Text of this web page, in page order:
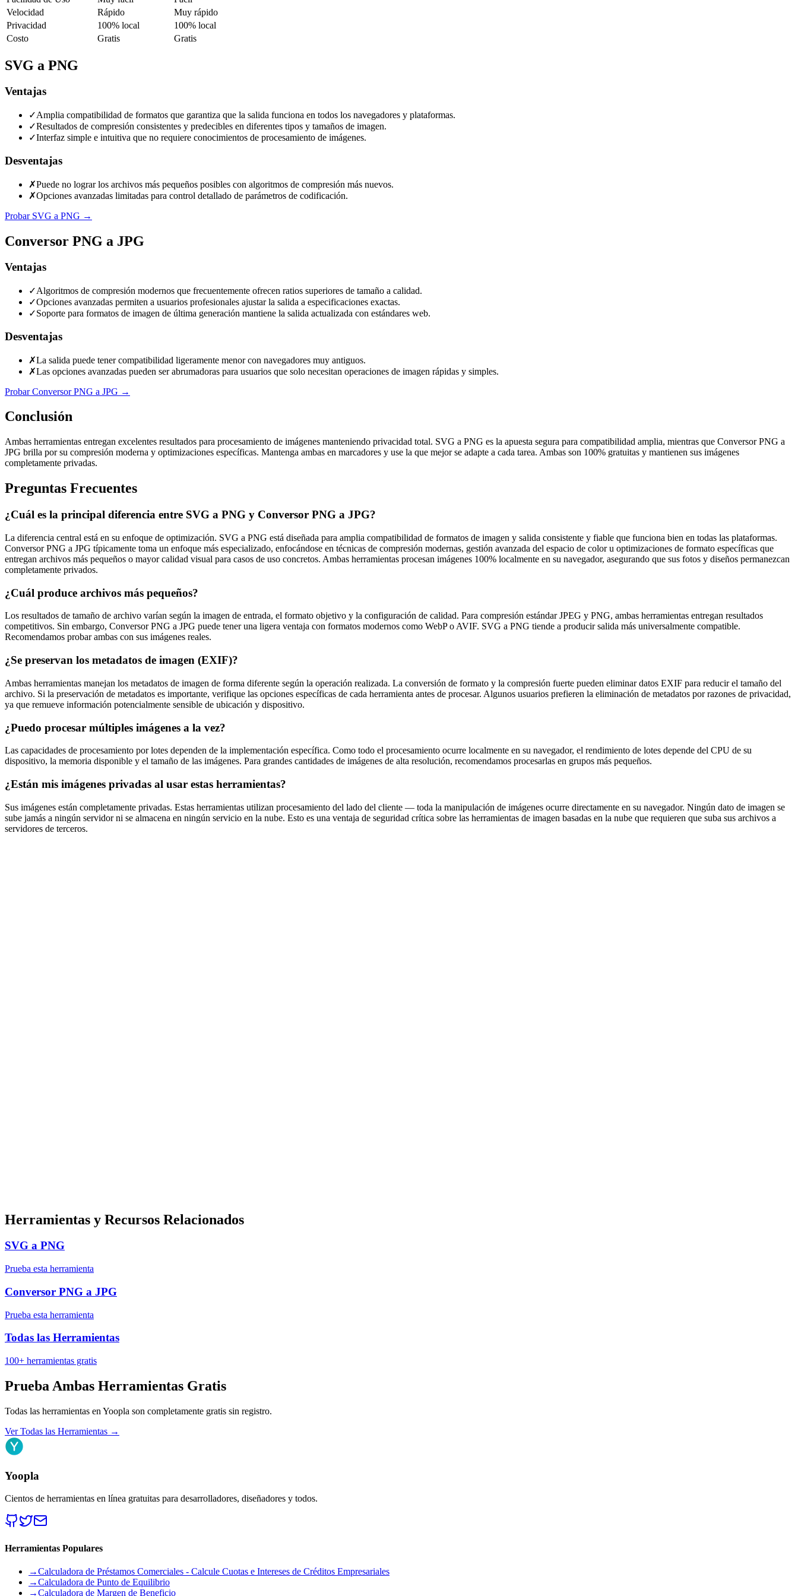
Velocidad
Rápido
Muy rápido
Privacidad
100% local
100% local
Costo
Gratis Gratis
SVG a PNG
Ventajas
✓Amplia compatibilidad de formatos que garantiza que la salida funciona en todos los navegadores y plataformas.
✓Resultados de compresión consistentes y predecibles en diferentes tipos y tamaños de imagen.
✓Interfaz simple e intuitiva que no requiere conocimientos de procesamiento de imágenes.
Desventajas
✗Puede no lograr los archivos más pequeños posibles con algoritmos de compresión más nuevos.
✗Opciones avanzadas limitadas para control detallado de parámetros de codificación.
Probar SVG a PNG →
Conversor PNG a JPG
Ventajas
✓Algoritmos de compresión modernos que frecuentemente ofrecen ratios superiores de tamaño a calidad.
✓Opciones avanzadas permiten a usuarios profesionales ajustar la salida a especificaciones exactas.
✓Soporte para formatos de imagen de última generación mantiene la salida actualizada con estándares web.
Desventajas
✗La salida puede tener compatibilidad ligeramente menor con navegadores muy antiguos.
✗Las opciones avanzadas pueden ser abrumadoras para usuarios que solo necesitan operaciones de imagen rápidas y simples.
Probar Conversor PNG a JPG →
Conclusión
Ambas herramientas entregan excelentes resultados para procesamiento de imágenes manteniendo privacidad total. SVG a PNG es la apuesta segura para compatibilidad amplia, mientras que Conversor PNG a
JPG brilla por su compresión moderna y optimizaciones específicas. Mantenga ambas en marcadores y use la que mejor se adapte a cada tarea. Ambas son 100% gratuitas y mantienen sus imágenes
completamente privadas.
Preguntas Frecuentes
¿Cuál es la principal diferencia entre SVG a PNG y Conversor PNG a JPG?
La diferencia central está en su enfoque de optimización. SVG a PNG está diseñada para amplia compatibilidad de formatos de imagen y salida consistente y fiable que funciona bien en todas las plataformas.
Conversor PNG a JPG típicamente toma un enfoque más especializado, enfocándose en técnicas de compresión modernas, gestión avanzada del espacio de color u optimizaciones de formato específicas que
entregan archivos más pequeños o mayor calidad visual para casos de uso concretos. Ambas herramientas procesan imágenes 100% localmente en su navegador, asegurando que sus fotos y diseños permanezcan
completamente privados.
¿Cuál produce archivos más pequeños?
Los resultados de tamaño de archivo varían según la imagen de entrada, el formato objetivo y la configuración de calidad. Para compresión estándar JPEG y PNG, ambas herramientas entregan resultados
competitivos. Sin embargo, Conversor PNG a JPG puede tener una ligera ventaja con formatos modernos como WebP o AVIF. SVG a PNG tiende a producir salida más universalmente compatible.
Recomendamos probar ambas con sus imágenes reales.
¿Se preservan los metadatos de imagen (EXIF)?
Ambas herramientas manejan los metadatos de imagen de forma diferente según la operación realizada. La conversión de formato y la compresión fuerte pueden eliminar datos EXIF para reducir el tamaño del
archivo. Si la preservación de metadatos es importante, verifique las opciones específicas de cada herramienta antes de procesar. Algunos usuarios prefieren la eliminación de metadatos por razones de privacidad,
ya que remueve información potencialmente sensible de ubicación y dispositivo.
¿Puedo procesar múltiples imágenes a la vez?
Las capacidades de procesamiento por lotes dependen de la implementación específica. Como todo el procesamiento ocurre localmente en su navegador, el rendimiento de lotes depende del CPU de su
dispositivo, la memoria disponible y el tamaño de las imágenes. Para grandes cantidades de imágenes de alta resolución, recomendamos procesarlas en grupos más pequeños.
¿Están mis imágenes privadas al usar estas herramientas?
Sus imágenes están completamente privadas. Estas herramientas utilizan procesamiento del lado del cliente — toda la manipulación de imágenes ocurre directamente en su navegador. Ningún dato de imagen se
sube jamás a ningún servidor ni se almacena en ningún servicio en la nube. Esto es una ventaja de seguridad crítica sobre las herramientas de imagen basadas en la nube que requieren que suba sus archivos a
servidores de terceros.
Herramientas y Recursos Relacionados
SVG a PNG
Prueba esta herramienta
Conversor PNG a JPG
Prueba esta herramienta
Todas las Herramientas
100+ herramientas gratis
Prueba Ambas Herramientas Gratis
Todas las herramientas en Yoopla son completamente gratis sin registro.
Ver Todas las Herramientas →
Yoopla
Cientos de herramientas en línea gratuitas para desarrolladores, diseñadores y todos.
Herramientas Populares
→Calculadora de Préstamos Comerciales - Calcule Cuotas e Intereses de Créditos Empresariales
→Calculadora de Punto de Equilibrio
→Calculadora de Margen de Beneficio